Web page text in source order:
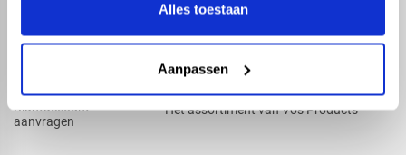
Alles toestaan
Aanpassen
Dak en gevel
Klantaccount
aanvragen
PRODUCTCATALOGUS 2026
Het assortiment van Vos Products